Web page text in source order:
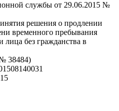
службы от 29.06.2015 №
решения о продлении
временного пребывания
без гражданства в
38484)